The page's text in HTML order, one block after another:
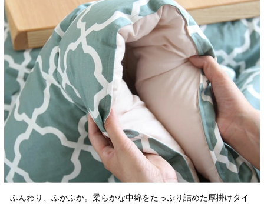
ふんわり、ふかふか。柔らかな中綿をたっぷり詰めた厚掛けタイ